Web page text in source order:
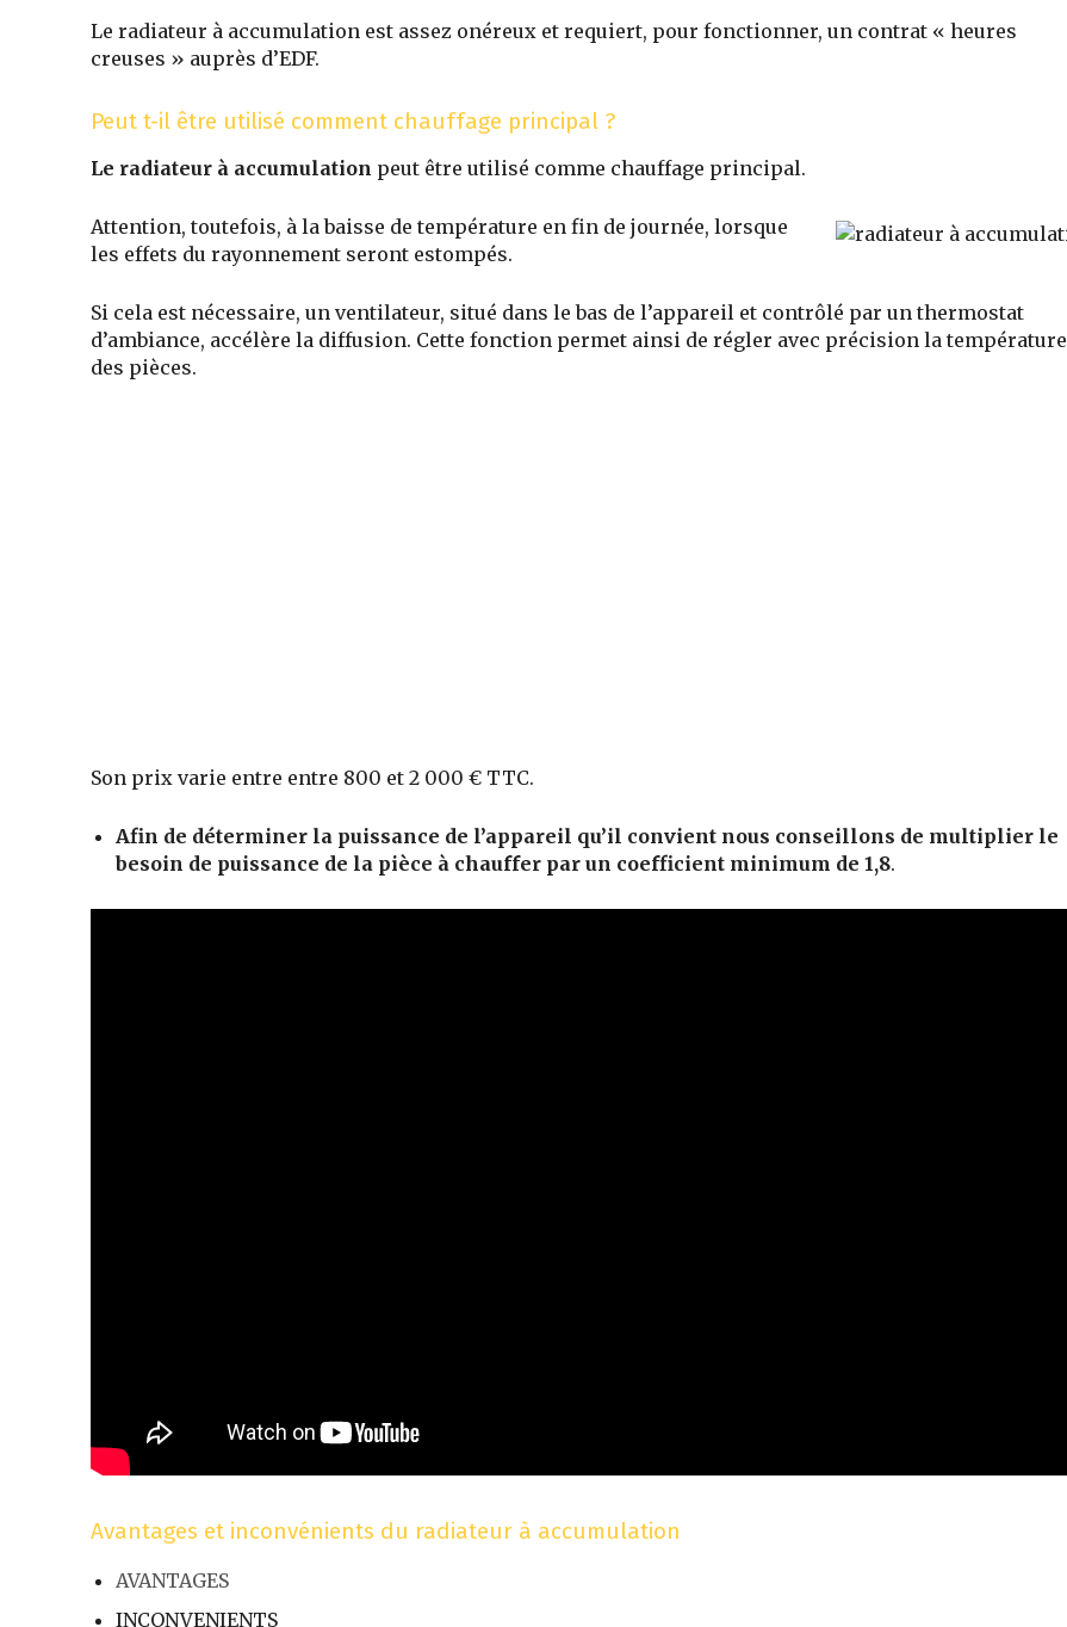
Le radiateur à accumulation est assez onéreux et requiert, pour fonctionner, un contrat « heures
creuses » auprès d’EDF.
Peut t-il être utilisé comment chauffage principal ?
Le radiateur à accumulation peut être utilisé comme chauffage principal.
Attention, toutefois, à la baisse de température en fin de journée, lorsque
les effets du rayonnement seront estompés.
Si cela est nécessaire, un ventilateur, situé dans le bas de l’appareil et contrôlé par un thermostat
d’ambiance, accélère la diffusion. Cette fonction permet ainsi de régler avec précision la température
des pièces.
Son prix varie entre entre 800 et 2 000 € TTC.
Afin de déterminer la puissance de l’appareil qu’il convient nous conseillons de multiplier le
besoin de puissance de la pièce à chauffer par un coefficient minimum de 1,8.
Avantages et inconvénients du radiateur à accumulation
AVANTAGES
INCONVENIENTS